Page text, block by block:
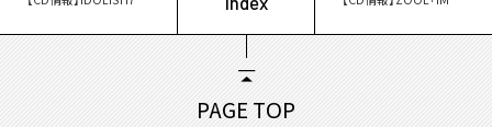
PAGE TOP